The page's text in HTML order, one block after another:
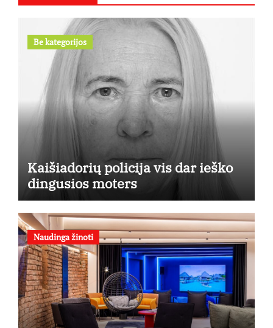
Be kategorijos
Kaišiadorių policija vis dar ieško
dingusios moters
Naudinga žinoti